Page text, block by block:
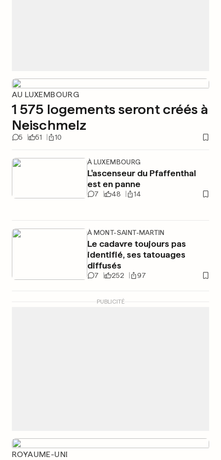
AU LUXEMBOURG
1 575 logements seront créés à
Neischmelz
5 51 10
À LUXEMBOURG
L'ascenseur du Pfaffenthal
est en panne
7 48 14
À MONT-SAINT-MARTIN
Le cadavre toujours pas
identifié, ses tatouages
diffusés
7 252 97
PUBLICITÉ
ROYAUME-UNI